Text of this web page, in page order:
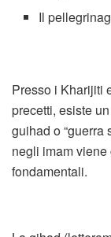
Il
Presso i Kharijiti
precetti, esiste
guihad o “guerra
negli imam
fondamentali.